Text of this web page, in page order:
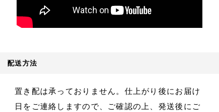
配送方法
置き配は承っておりません。仕上がり後にお届け
日をご連絡しますので、ご確認の上、発送後にご